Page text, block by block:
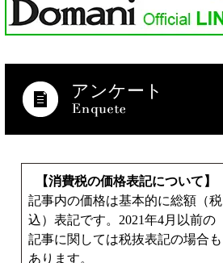
アンケート
【消費税の価格表記について】
記事内の価格は基本的に総額（税
込）表記です。2021年4月以前の
記事に関しては税抜表記の場合も
あります。